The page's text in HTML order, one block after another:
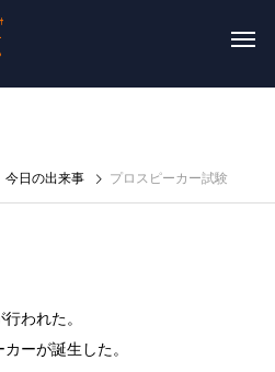
今日の出来事 プロスピーカー試験
われた。
ーが誕生した。